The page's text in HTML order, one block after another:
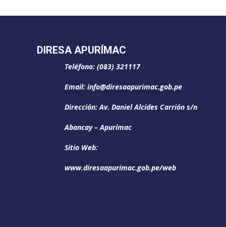
DIRESA APURÍMAC
Teléfono: (083) 321117
Email: info@diresaapurimac.gob.pe
Dirección: Av. Daniel Alcides Carrión s/n
Abancay – Apurímac
Sitio Web:
www.diresaapurimac.gob.pe/web